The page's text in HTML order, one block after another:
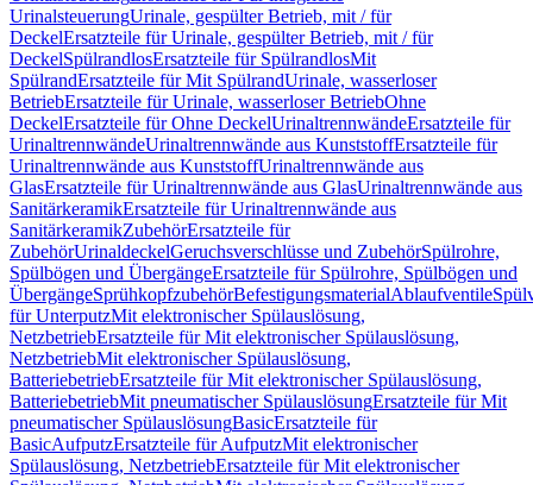
UrinalsteuerungUrinale, gespülter Betrieb, mit / für
DeckelErsatzteile für Urinale, gespülter Betrieb, mit / für
DeckelSpülrandlosErsatzteile für SpülrandlosMit
SpülrandErsatzteile für Mit SpülrandUrinale, wasserloser
BetriebErsatzteile für Urinale, wasserloser BetriebOhne
DeckelErsatzteile für Ohne DeckelUrinaltrennwändeErsatzteile für
UrinaltrennwändeUrinaltrennwände aus KunststoffErsatzteile für
Urinaltrennwände aus KunststoffUrinaltrennwände aus
GlasErsatzteile für Urinaltrennwände aus GlasUrinaltrennwände aus
SanitärkeramikErsatzteile für Urinaltrennwände aus
SanitärkeramikZubehörErsatzteile für
ZubehörUrinaldeckelGeruchsverschlüsse und ZubehörSpülrohre,
Spülbögen und ÜbergängeErsatzteile für Spülrohre, Spülbögen und
ÜbergängeSprühkopfzubehörBefestigungsmaterialAblaufventile
für UnterputzMit elektronischer Spülauslösung,
NetzbetriebErsatzteile für Mit elektronischer Spülauslösung,
NetzbetriebMit elektronischer Spülauslösung,
BatteriebetriebErsatzteile für Mit elektronischer Spülauslösung,
BatteriebetriebMit pneumatischer SpülauslösungErsatzteile für Mit
pneumatischer SpülauslösungBasicErsatzteile für
BasicAufputzErsatzteile für AufputzMit elektronischer
Spülauslösung, NetzbetriebErsatzteile für Mit elektronischer